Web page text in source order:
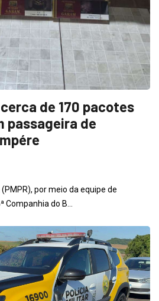
de 170 pacotes
passageira de
por meio da equipe de
Companhia do B...